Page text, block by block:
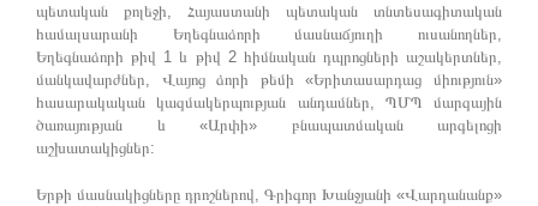
պետական քոլեջի, Հայաստանի պետական տնտեսագիտական
համալսարանի Եղեգնաձորի մասնաճյուղի ուսանողներ,
Եղեգնաձորի թիվ 1 և թիվ 2 հիմնական դպրոցների աշակերտներ,
մանկավարժներ, Վայոց ձորի թեմի «Երիտասարդաց միություն»
հասարակական կազմակերպության անդամներ, ՊՄՊ մարզային
ծառայության և «Արփի» բնապատմական արգելոցի
աշխատակիցներ:
Երթի մասնակիցները դրոշներով, Գրիգոր Խանջյանի «Վարդանանք»